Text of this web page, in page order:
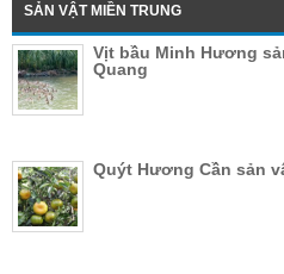
SẢN VẬT MIỀN TRUNG
Vịt bầu Minh Hương
Quang
Quýt Hương Cần sản